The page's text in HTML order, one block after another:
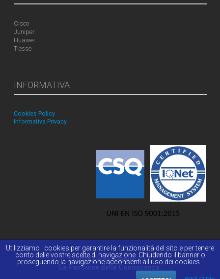
Cisco
Juniper
Huawei
Tiesse
INFORMATIVA
Cookies Policy
Informativa Privacy
© 2026 Reiss Romoli s.r.l.
La Passione della Conoscenza.
Utilizziamo i cookies per garantire la funzionalità del sito e per tenere
conto delle vostre scelte di navigazione. Chiudendo il banner o
proseguendo la navigazione acconsenti all'uso dei cookies..